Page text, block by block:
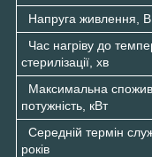
Напруга живлення, В
Час нагріву до
стерилізації, хв
Максимальна
потужність, кВт
Середній термін
років